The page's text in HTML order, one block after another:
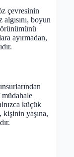
çevresinin
boyun
ayırmadan,
küçük
yaşına,